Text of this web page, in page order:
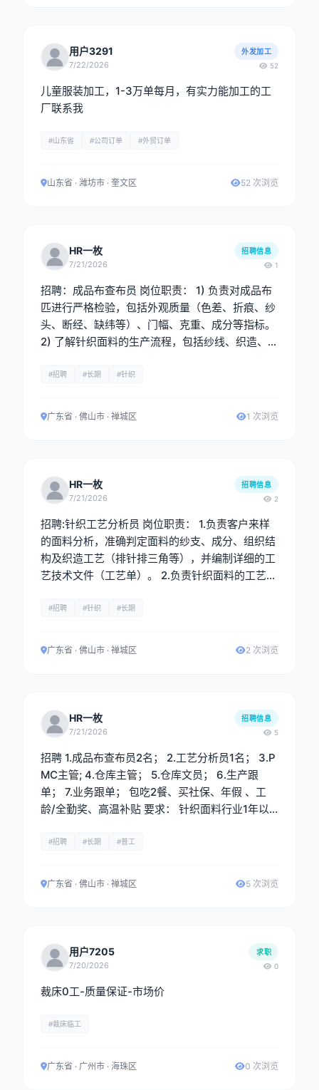
用户3291
7/22/2026
外发加工
52
儿童服装加工，1-3万单每月，有实力能加工的工
厂联系我
#山东省 #公司订单 #外贸订单
山东省 · 潍坊市 · 奎文区 52 次浏览
HR一枚
7/21/2026
招聘信息
1
招聘：成品布查布员 岗位职责： 1) 负责对成品布
匹进行严格检验，包括外观质量（色差、折痕、纱
头、断经、缺纬等）、门幅、克重、成分等指标。
2) 了解针织面料的生产流程，包括纱线、织造、染
重点把控织造疵点、染色均匀度、后整理效果等关
量问题。 任职要求： 男性，有成品布查布经验，
#招聘 #长期 #针织
广东省 · 佛山市 · 禅城区 1 次浏览
HR一枚
7/21/2026
招聘信息
2
招聘:针织工艺分析员 岗位职责： 1.负责客户来样
的面料分析，准确判定面料的纱支、成分、组织结
构及织造工艺（排针排三角等），并编制详细的工
艺技术文件（工艺单）。 2.负责针织面料的工艺分
析、工艺单制作及生产技术支持工作。 3. 配合研
行上机分析、核价及成本控制。 4.与生产、品控、
料、现代纺织技术等相关专业优先。 2.具备2年以
上针织面料工艺分析或织造工艺相关工作经验。有
能熟练进行面料拆纱分析，准确判断纱支、成分、
组织结构及排针排三角工艺。
#招聘 #针织 #长期
广东省 · 佛山市 · 禅城区 2 次浏览
HR一枚
7/21/2026
招聘信息
5
招聘 1.成品布查布员2名； 2.工艺分析员1名； 3.P
MC主管; 4.仓库主管； 5.仓库文员； 6.生产跟
单； 7.业务跟单； 包吃2餐、买社保、年假 、工
龄/全勤奖、高温补贴 要求： 针织面料行业1年以
#招聘 #长期 #普工
广东省 · 佛山市 · 禅城区 5 次浏览
用户7205
7/20/2026
求职
0
裁床0工-质量保证-市场价
#裁床临工
广东省 · 广州市 · 海珠区 0 次浏览